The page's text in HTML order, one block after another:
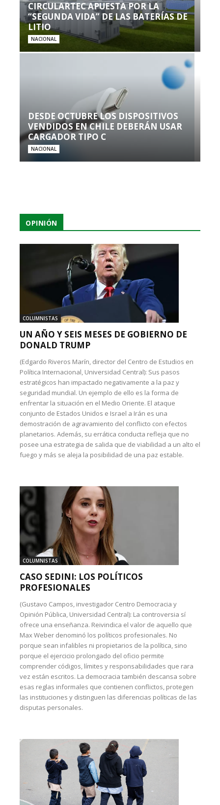
CIRCULARTEC APUESTA POR LA
“SEGUNDA VIDA” DE LAS BATERÍAS DE
LITIO
NACIONAL
DESDE OCTUBRE LOS DISPOSITIVOS
VENDIDOS EN CHILE DEBERÁN USAR
CARGADOR TIPO C
NACIONAL
OPINIÓN
COLUMNISTAS
UN AÑO Y SEIS MESES DE GOBIERNO DE
DONALD TRUMP
(Edgardo Riveros Marín, director del Centro de Estudios en
Política Internacional, Universidad Central): Sus pasos
estratégicos han impactado negativamente a la paz y
seguridad mundial. Un ejemplo de ello es la forma de
enfrentar la situación en el Medio Oriente. El ataque
conjunto de Estados Unidos e Israel a Irán es una
demostración de agravamiento del conflicto con efectos
planetarios. Además, su errática conducta refleja que no
posee una estrategia de salida que de viabilidad a un alto el
fuego y más se aleja la posibilidad de una paz estable.
COLUMNISTAS
CASO SEDINI: LOS POLÍTICOS
PROFESIONALES
(Gustavo Campos, investigador Centro Democracia y
Opinión Pública, Universidad Central): La controversia sí
ofrece una enseñanza. Reivindica el valor de aquello que
Max Weber denominó los políticos profesionales. No
porque sean infalibles ni propietarios de la política, sino
porque el ejercicio prolongado del oficio permite
comprender códigos, límites y responsabilidades que rara
vez están escritos. La democracia también descansa sobre
esas reglas informales que contienen conflictos, protegen
las instituciones y distinguen las diferencias políticas de las
disputas personales.